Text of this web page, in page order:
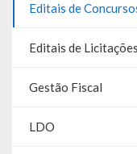
SIAFIC
Editais de
Editais de Licitações
Gestão Fiscal
LDO